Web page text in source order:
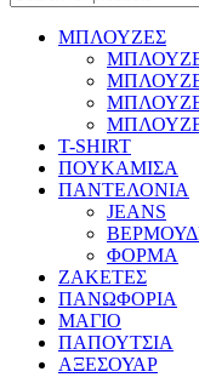
ΜΠΛΟΥΖΕΣ
T-SHIRT
ΠΟΥΚΑΜΙΣΑ
ΠΑΝΤΕΛΟΝΙΑ
JEANS
ΦΟΡΜΑ
ΖΑΚΕΤΕΣ
ΠΑΝΩΦΟΡΙΑ
ΜΑΓΙΟ
ΠΑΠΟΥΤΣΙΑ
ΑΞΕΣΟΥΑΡ